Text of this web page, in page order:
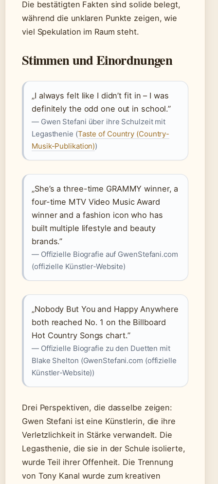
Die bestätigten Fakten sind solide belegt,
während die unklaren Punkte zeigen, wie
viel Spekulation im Raum steht.
Stimmen und Einordnungen
„I always felt like I didn’t fit in – I was
definitely the odd one out in school.”
— Gwen Stefani über ihre Schulzeit mit
Legasthenie (Taste of Country (Country-
Musik-Publikation))
„She’s a three-time GRAMMY winner, a
four-time MTV Video Music Award
winner and a fashion icon who has
built multiple lifestyle and beauty
brands.”
— Offizielle Biografie auf GwenStefani.com
(offizielle Künstler-Website)
„Nobody But You and Happy Anywhere
both reached No. 1 on the Billboard
Hot Country Songs chart.”
— Offizielle Biografie zu den Duetten mit
Blake Shelton (GwenStefani.com (offizielle
Künstler-Website))
Drei Perspektiven, die dasselbe zeigen:
Gwen Stefani ist eine Künstlerin, die ihre
Verletzlichkeit in Stärke verwandelt. Die
Legasthenie, die sie in der Schule isolierte,
wurde Teil ihrer Offenheit. Die Trennung
von Tony Kanal wurde zum kreativen